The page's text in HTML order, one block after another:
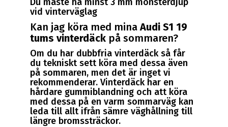
vid vinterväglag
Kan jag köra med minaAudi S1 19
tums vinterdäck på sommaren?
Om du har dubbfria vinterdäck så får
du tekniskt sett köra med dessa även
på sommaren, men det är inget vi
rekommenderar. Vinterdäck har en
hårdare gummiblandning och att köra
med dessa på en varm sommarväg kan
leda till allt ifrån sämre väghållning till
längre bromssträckor.